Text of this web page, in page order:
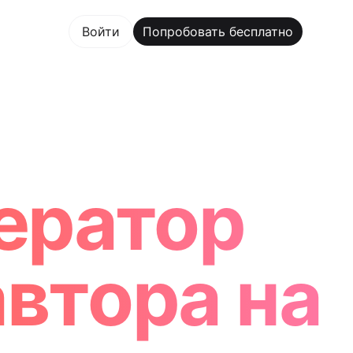
бесплатно
Войти Попробовать бесплатно
на